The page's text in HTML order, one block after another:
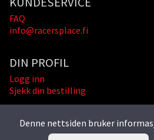
FAQ
info@racersplace.fi
DIN PROFIL
Logg inn
Sjekk din bestilling
Denne nettsiden bruker